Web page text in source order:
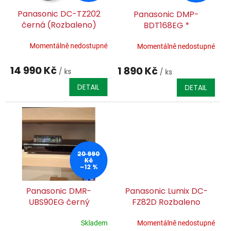
Panasonic DC-TZ202
černá (Rozbaleno)
Momentálně nedostupné
14 990 Kč / ks
DETAIL
Panasonic DMP-
BDT168EG *
Momentálně nedostupné
1 890 Kč / ks
DETAIL
20 990
Kč
–12 %
Panasonic DMR-
UBS90EG černý
český tištěný návod +
Skladem
Panasonic Lumix DC-
FZ82D Rozbaleno
Momentálně nedostupné